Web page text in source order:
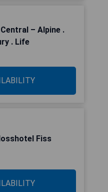
– Alpine .
. Life
Fiss